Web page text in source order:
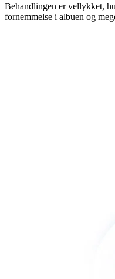
Behandlingen er vellykket,
fornemmelse i albuen og